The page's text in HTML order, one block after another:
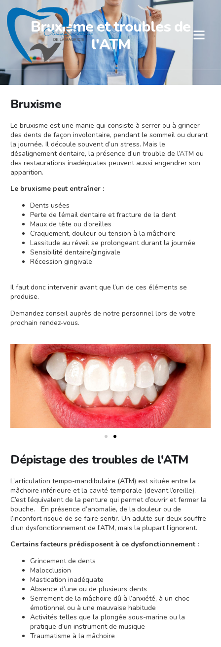
Bruxisme et troubles de
l'ATM​
Bruxisme
Le bruxisme est une manie qui consiste à serrer ou à grincer
des dents de façon involontaire, pendant le sommeil ou durant
la journée. Il découle souvent d’un stress. Mais le
désalignement dentaire, la présence d’un trouble de l’ATM ou
des restaurations inadéquates peuvent aussi engendrer son
apparition.
Le bruxisme peut entraîner :
Dents usées
Perte de l’émail dentaire et fracture de la dent
Maux de tête ou d’oreilles
Craquement, douleur ou tension à la mâchoire
Lassitude au réveil se prolongeant durant la journée
Sensibilité dentaire/gingivale
Récession gingivale
Il faut donc intervenir avant que l’un de ces éléments se
produise.
Demandez conseil auprès de notre personnel lors de votre
prochain rendez-vous.
Dépistage des troubles de l'ATM
L’articulation tempo-mandibulaire (ATM) est située entre la
mâchoire inférieure et la cavité temporale (devant l’oreille).
C’est l’équivalent de la penture qui permet d’ouvrir et fermer la
bouche. En présence d’anomalie, de la douleur ou de
l’inconfort risque de se faire sentir. Un adulte sur deux souffre
d’un dysfonctionnement de l’ATM, mais la plupart l’ignorent.
Certains facteurs prédisposent à ce dysfonctionnement :
Grincement de dents
Malocclusion
Mastication inadéquate
Absence d’une ou de plusieurs dents
Serrement de la mâchoire dû à l’anxiété, à un choc
émotionnel ou à une mauvaise habitude
Activités telles que la plongée sous-marine ou la
pratique d’un instrument de musique
Traumatisme à la mâchoire